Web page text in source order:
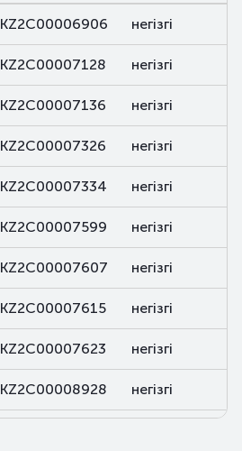
KZ2C00006906 негізгі
KZ2C00007128 негізгі
KZ2C00007136 негізгі
KZ2C00007326 негізгі
KZ2C00007334 негізгі
KZ2C00007599 негізгі
KZ2C00007607 негізгі
KZ2C00007615 негізгі
KZ2C00007623 негізгі
KZ2C00008928 негізгі